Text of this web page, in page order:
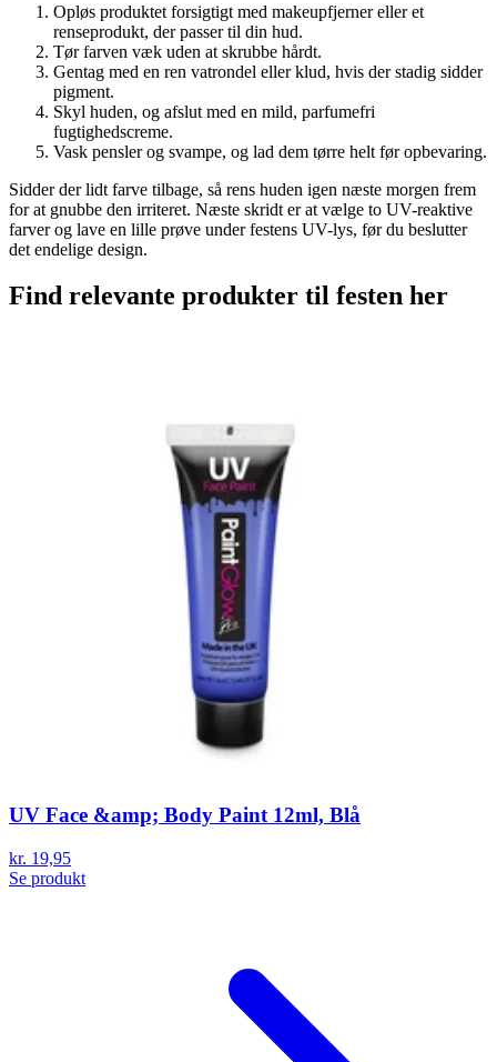
Opløs produktet forsigtigt med makeupfjerner eller et
renseprodukt, der passer til din hud.
Tør farven væk uden at skrubbe hårdt.
Gentag med en ren vatrondel eller klud, hvis der stadig sidder
pigment.
Skyl huden, og afslut med en mild, parfumefri
fugtighedscreme.
Vask pensler og svampe, og lad dem tørre helt før opbevaring.
Sidder der lidt farve tilbage, så rens huden igen næste morgen frem
for at gnubbe den irriteret. Næste skridt er at vælge to UV-reaktive
farver og lave en lille prøve under festens UV-lys, før du beslutter
det endelige design.
Find relevante produkter til festen her
UV Face &amp; Body Paint 12ml, Blå
kr. 19,95
Se produkt